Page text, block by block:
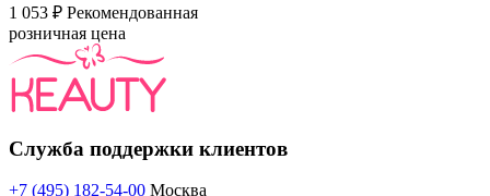
1 053 ₽ Рекомендованная
розничная цена
Служба поддержки клиентов
+7 (495) 182-54-00 Москва